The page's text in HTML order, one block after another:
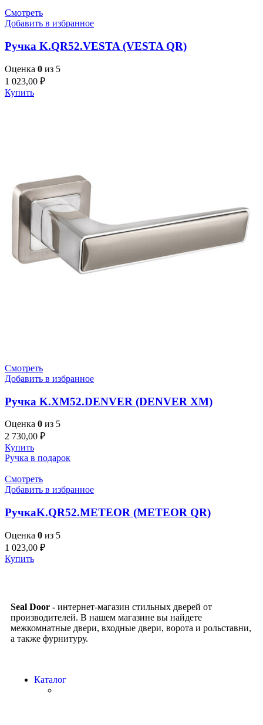
Смотреть
Добавить в избранное
Ручка K.QR52.VESTA (VESTA QR)
Оценка 0 из 5
1 023,00 ₽
Купить
Смотреть
Добавить в избранное
Ручка K.XM52.DENVER (DENVER XM)
Оценка 0 из 5
2 730,00 ₽
Купить
Ручка в подарок
Смотреть
Добавить в избранное
РучкаK.QR52.METEOR (METEOR QR)
Оценка 0 из 5
1 023,00 ₽
Купить
Seal Door - интернет-магазин стильных дверей от
производителей. В нашем магазине вы найдете
межкомнатные двери, входные двери, ворота и рольставни,
а также фурнитуру.
Каталог